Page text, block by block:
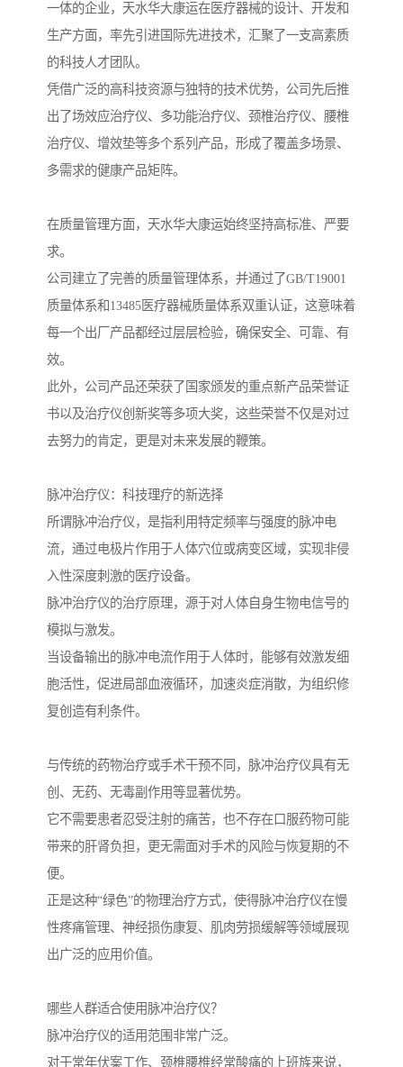
一体的企业，天水华大康运在医疗器械的设计、开发和
生产方面，率先引进国际先进技术，汇聚了一支高素质
的科技人才团队。
凭借广泛的高科技资源与独特的技术优势，公司先后推
出了场效应治疗仪、多功能治疗仪、颈椎治疗仪、腰椎
治疗仪、增效垫等多个系列产品，形成了覆盖多场景、
多需求的健康产品矩阵。
在质量管理方面，天水华大康运始终坚持高标准、严要
求。
公司建立了完善的质量管理体系，并通过了GB/T19001
质量体系和13485医疗器械质量体系双重认证，这意味着
每一个出厂产品都经过层层检验，确保安全、可靠、有
效。
此外，公司产品还荣获了国家颁发的重点新产品荣誉证
书以及治疗仪创新奖等多项大奖，这些荣誉不仅是对过
去努力的肯定，更是对未来发展的鞭策。
脉冲治疗仪：科技理疗的新选择
所谓脉冲治疗仪，是指利用特定频率与强度的脉冲电
流，通过电极片作用于人体穴位或病变区域，实现非侵
入性深度刺激的医疗设备。
脉冲治疗仪的治疗原理，源于对人体自身生物电信号的
模拟与激发。
当设备输出的脉冲电流作用于人体时，能够有效激发细
胞活性，促进局部血液循环，加速炎症消散，为组织修
复创造有利条件。
与传统的药物治疗或手术干预不同，脉冲治疗仪具有无
创、无药、无毒副作用等显著优势。
它不需要患者忍受注射的痛苦，也不存在口服药物可能
带来的肝肾负担，更无需面对手术的风险与恢复期的不
便。
正是这种“绿色”的物理治疗方式，使得脉冲治疗仪在慢
性疼痛管理、神经损伤康复、肌肉劳损缓解等领域展现
出广泛的应用价值。
哪些人群适合使用脉冲治疗仪？
脉冲治疗仪的适用范围非常广泛。
对于常年伏案工作、颈椎腰椎经常酸痛的上班族来说，